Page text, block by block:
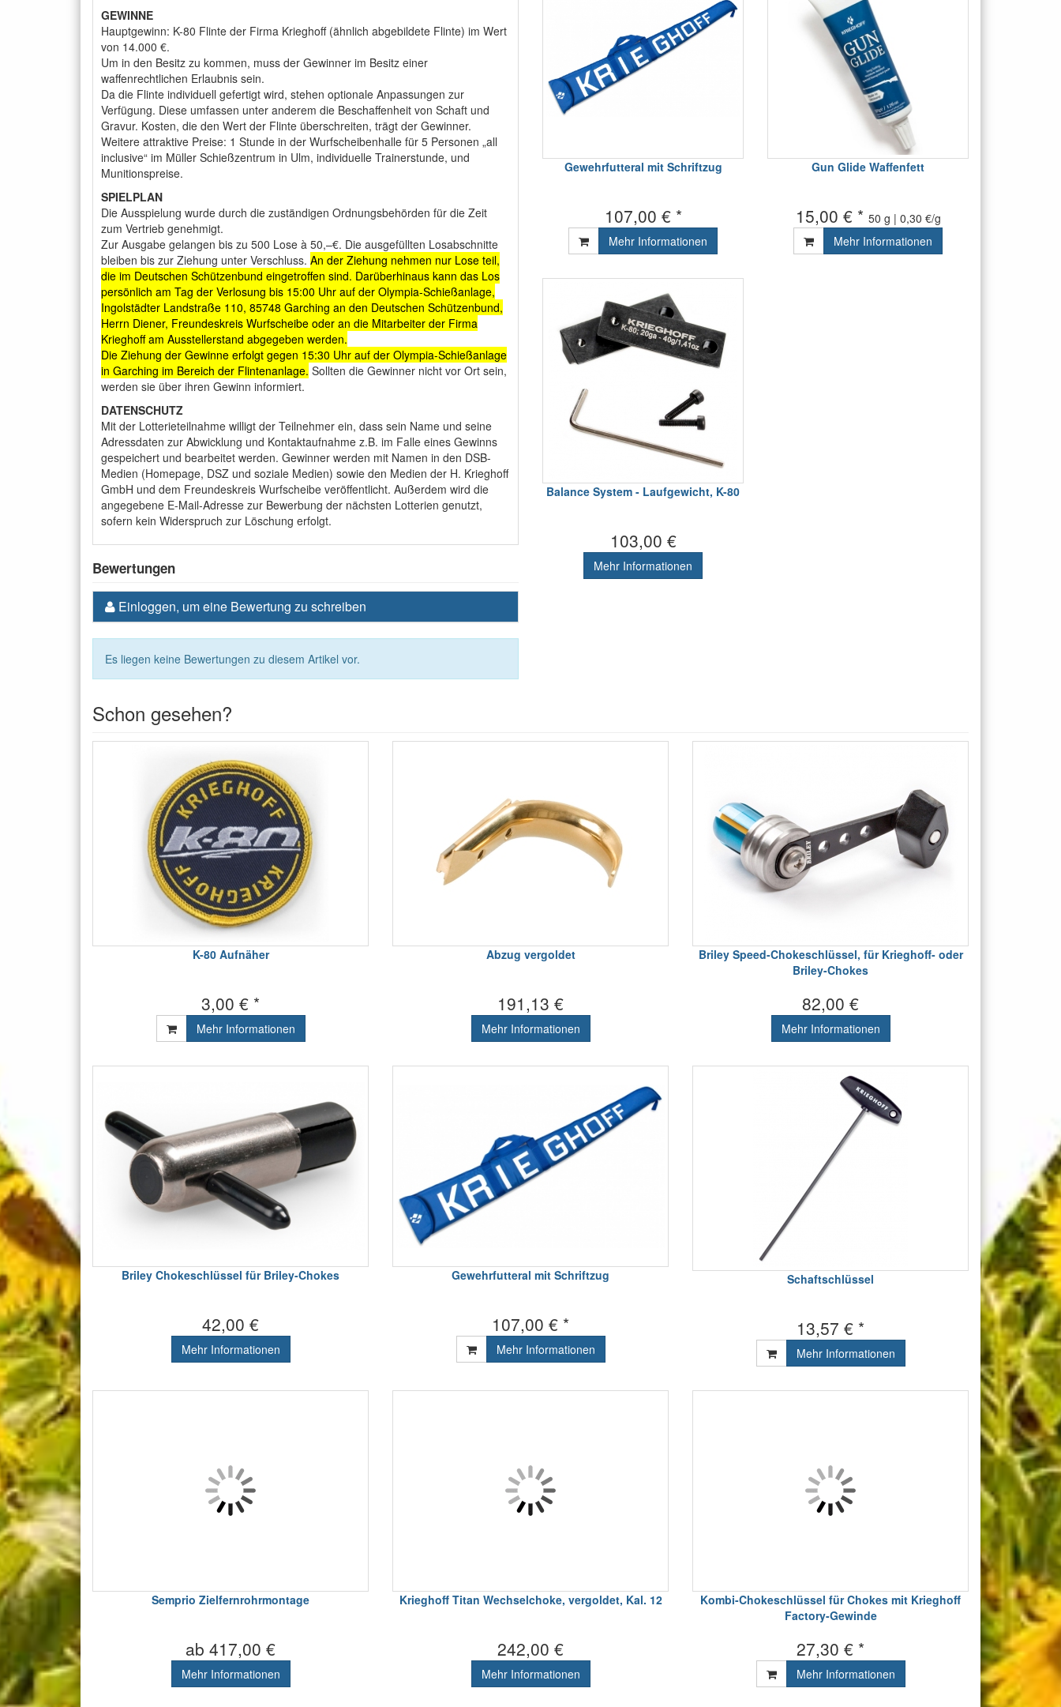
GEWINNE
Hauptgewinn: K-80 Flinte der Firma Krieghoff (ähnlich abgebildete Flinte) im Wert
von 14.000 €.
Um in den Besitz zu kommen, muss der Gewinner im Besitz einer
waffenrechtlichen Erlaubnis sein.
Da die Flinte individuell gefertigt wird, stehen optionale Anpassungen zur
Verfügung. Diese umfassen unter anderem die Beschaffenheit von Schaft und
Gravur. Kosten, die den Wert der Flinte überschreiten, trägt der Gewinner.
Weitere attraktive Preise: 1 Stunde in der Wurfscheibenhalle für 5 Personen „all
inclusive“ im Müller Schießzentrum in Ulm, individuelle Trainerstunde, und
Munitionspreise.
SPIELPLAN
Die Ausspielung wurde durch die zuständigen Ordnungsbehörden für die Zeit
zum Vertrieb genehmigt.
Zur Ausgabe gelangen bis zu 500 Lose à 50,–€. Die ausgefüllten Losabschnitte
bleiben bis zur Ziehung unter Verschluss. An der Ziehung nehmen nur Lose teil,
die im Deutschen Schützenbund eingetroffen sind. Darüberhinaus kann das Los
persönlich am Tag der Verlosung bis 15:00 Uhr auf der Olympia-Schießanlage,
Ingolstädter Landstraße 110, 85748 Garching an den Deutschen Schützenbund,
Herrn Diener, Freundeskreis Wurfscheibe oder an die Mitarbeiter der Firma
Krieghoff am Ausstellerstand abgegeben werden.
Die Ziehung der Gewinne erfolgt gegen 15:30 Uhr auf der Olympia-Schießanlage
in Garching im Bereich der Flintenanlage. Sollten die Gewinner nicht vor Ort sein,
werden sie über ihren Gewinn informiert.
DATENSCHUTZ
Mit der Lotterieteilnahme willigt der Teilnehmer ein, dass sein Name und seine
Adressdaten zur Abwicklung und Kontaktaufnahme z.B. im Falle eines Gewinns
gespeichert und bearbeitet werden. Gewinner werden mit Namen in den DSB-
Medien (Homepage, DSZ und soziale Medien) sowie den Medien der H. Krieghoff
GmbH und dem Freundeskreis Wurfscheibe veröffentlicht. Außerdem wird die
angegebene E-Mail-Adresse zur Bewerbung der nächsten Lotterien genutzt,
sofern kein Widerspruch zur Löschung erfolgt.
Bewertungen
Einloggen, um eine Bewertung zu schreiben
Es liegen keine Bewertungen zu diesem Artikel vor.
Gewehrfutteral mit Schriftzug
107,00 € *
Mehr Informationen
Gun Glide Waffenfett
15,00 € * 50 g | 0,30 €/g
Mehr Informationen
Balance System - Laufgewicht, K-80
103,00 €
Mehr Informationen
Schon gesehen?
K-80 Aufnäher
3,00 € *
Mehr Informationen
Abzug vergoldet
191,13 €
Mehr Informationen
Briley Speed-Chokeschlüssel, für Krieghoff- oder
Briley-Chokes
82,00 €
Mehr Informationen
Briley Chokeschlüssel für Briley-Chokes
42,00 €
Mehr Informationen
Gewehrfutteral mit Schriftzug
107,00 € *
Mehr Informationen
Schaftschlüssel
13,57 € *
Mehr Informationen
Semprio Zielfernrohrmontage
ab 417,00 €
Mehr Informationen
Krieghoff Titan Wechselchoke, vergoldet, Kal. 12
242,00 €
Mehr Informationen
Kombi-Chokeschlüssel für Chokes mit Krieghoff
Factory-Gewinde
27,30 € *
Mehr Informationen